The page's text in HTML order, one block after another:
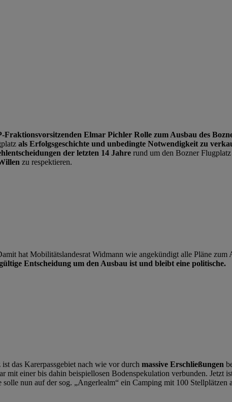
Fraktionsvorsitzenden Elmar Pichler Rolle zum Ausbau des
als Erfolgsgeschichte und unbedingte Notwendigkeit zu
der letzten 14 Jahre rund um den Bozner
zu respektieren.
hat Mobilitätslandesrat Widmann wie angekündigt alle Pläne zum
Entscheidung um den Ausbau ist und bleibt eine politische.
das Karerpassgebiet nach wie vor durch massive Erschließungen
einer bis dahin beispiellosen Bodenspekulation verbunden. Jetzt
nun auf der sog. „Angerlealm“ ein Camping mit 100